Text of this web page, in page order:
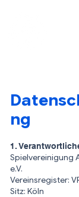
ng
1.
Spielvereinigung
e.V.
Vereinsregister:
Sitz: Köln